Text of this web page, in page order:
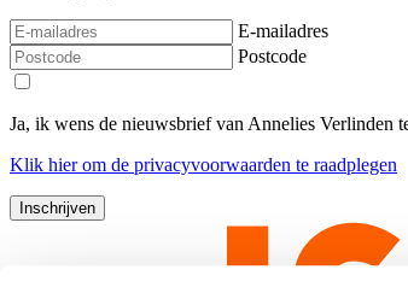
E-mailadres
Postcode
Ja, ik wens de nieuwsbrief van Annelies Verlinden
Klik hierom de privacyvoorwaarden te raadplegen